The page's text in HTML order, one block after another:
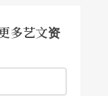
多艺文资